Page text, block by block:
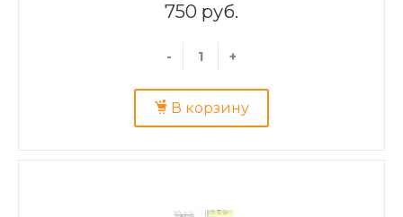
750 руб.
- +
В корзину